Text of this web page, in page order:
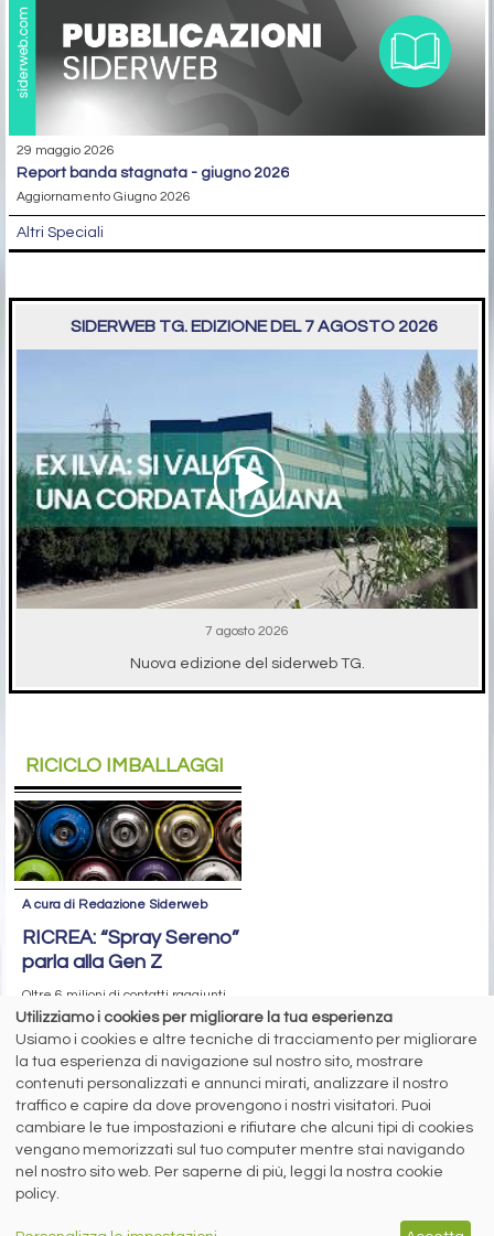
29 maggio 2026
report banda stagnata - giugno 2026
Aggiornamento Giugno 2026
Altri Speciali
SIDERWEB TG. EDIZIONE DEL 7 AGOSTO 2026
7 agosto 2026
Nuova edizione del siderweb TG.
RICICLO IMBALLAGGI
A cura di Redazione Siderweb
RICREA: “Spray Sereno”
parla alla Gen Z
Oltre 6 milioni di contatti raggiunti
sui social network per la campagna
sul riciclo degli aerosol
siderweb
LA COMMUNITY DELL'ACCIAIO
Siderweb S.p.A. SB Società del gruppo Morandi Group s.r.l.
Utilizziamo i cookies per migliorare la tua esperienza
Usiamo i cookies e altre tecniche di tracciamento per migliorare
la tua esperienza di navigazione sul nostro sito, mostrare
contenuti personalizzati e annunci mirati, analizzare il nostro
traffico e capire da dove provengono i nostri visitatori. Puoi
cambiare le tue impostazioni e rifiutare che alcuni tipi di cookies
vengano memorizzati sul tuo computer mentre stai navigando
nel nostro sito web. Per saperne di più, leggi la nostra cookie
policy.